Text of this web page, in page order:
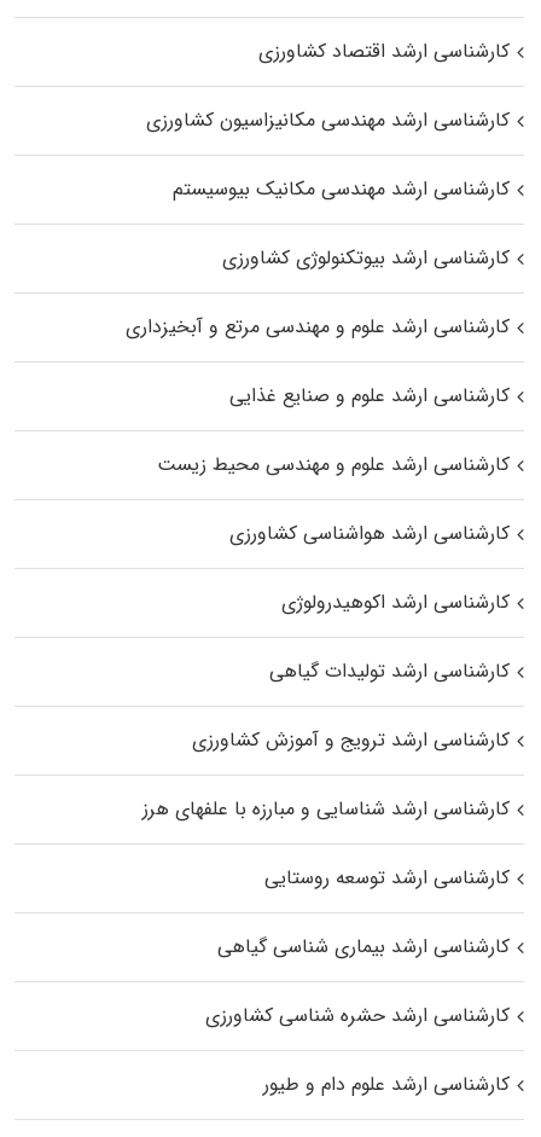
کارشناسی ارشد اقتصاد کشاورزی
کارشناسی ارشد مهندسی مکانیزاسیون کشاورزی
کارشناسی ارشد مهندسی مکانیک بیوسیستم
کارشناسی ارشد بیوتکنولوژی کشاورزی
کارشناسی ارشد علوم و مهندسی مرتع و آبخیزداری
کارشناسی ارشد علوم و صنایع غذایی
کارشناسی ارشد علوم و مهندسی محیط زیست
کارشناسی ارشد هواشناسی کشاورزی
کارشناسی ارشد اکوهیدرولوژی
کارشناسی ارشد تولیدات گیاهی
کارشناسی ارشد ترویج و آموزش کشاورزی
کارشناسی ارشد شناسایی و مبارزه با علفهای هرز
کارشناسی ارشد توسعه روستایی
کارشناسی ارشد بیماری‌ شناسی گیاهی
کارشناسی ارشد حشره‌ شناسی کشاورزی
کارشناسی ارشد علوم دام و طیور